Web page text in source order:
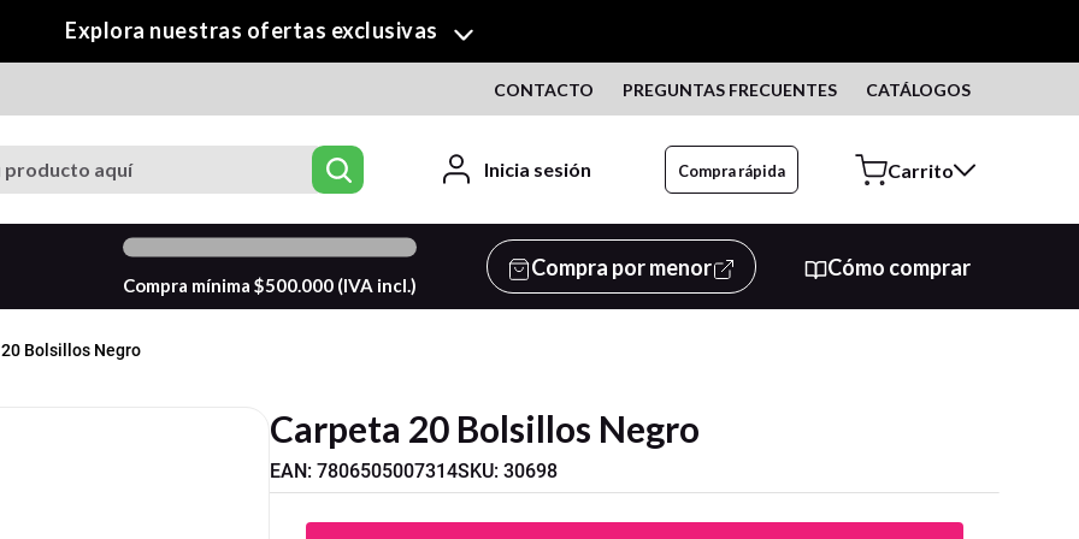
¡Descubre nuestra colección de Crafty!
CONTACTO PREGUNTAS FRECUENTES CATÁLOGOS
aquí
Inicia sesión Compra rápida
Compra mínima $500.000(IVA incl.)
Compra por menor Cómo comprar
Bolsillos Negro
Carpeta 20 Bolsillos Negro
EAN: 7806505007314SKU: 30698